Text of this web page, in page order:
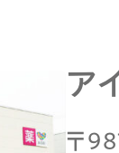
ア
〒